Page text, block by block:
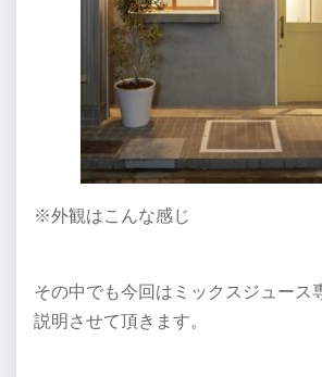
※外観はこんな感じ
その中でも今回はミックスジュース
説明させて頂きます。